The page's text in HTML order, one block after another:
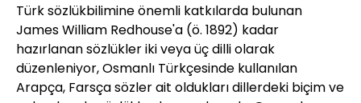
Türk sözlükbilimine önemli katkılarda bulunan
James William Redhouse'a (ö. 1892) kadar
hazırlanan sözlükler iki veya üç dilli olarak
düzenleniyor, Osmanlı Türkçesinde kullanılan
Arapça, Farsça sözler ait oldukları dillerdeki biçim ve